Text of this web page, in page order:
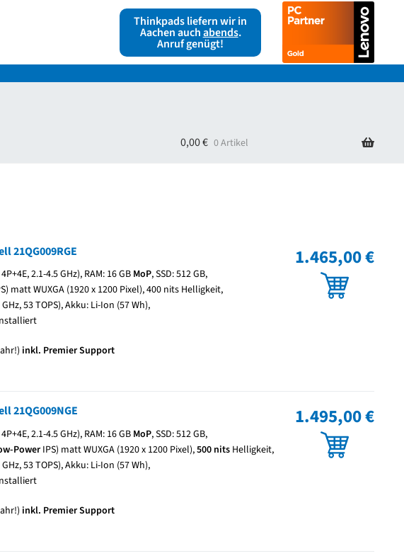
Thinkpads liefern wir in
Aachen auchabends.
Anruf genügt!
Warenkorb
0,00€ 0 Artikel
21QG009RGE
2.1-4.5 GHz), RAM: 16 GBMoP, SSD: 512 GB,
matt WUXGA (1920 x 1200 Pixel), 400 nits Helligkeit,
53 TOPS), Akku: Li-Ion (57 Wh),
inkl. Premier Support
1.465,00 €
21QG009NGE
2.1-4.5 GHz), RAM: 16 GBMoP, SSD: 512 GB,
PowerIPS) matt WUXGA (1920 x 1200 Pixel),500 nits Helligkeit,
53 TOPS), Akku: Li-Ion (57 Wh),
inkl. Premier Support
1.495,00 €